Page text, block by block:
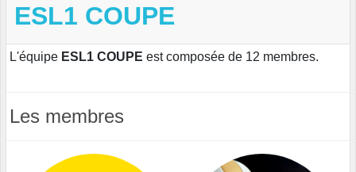
ESL1 COUPE
L'équipe ESL1 COUPE est composée de 12 membres.
Les membres